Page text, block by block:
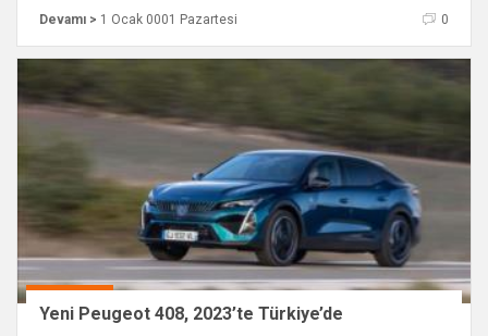
Devamı > 1 Ocak 0001 Pazartesi 0
Yeni Peugeot 408, 2023’te Türkiye’de